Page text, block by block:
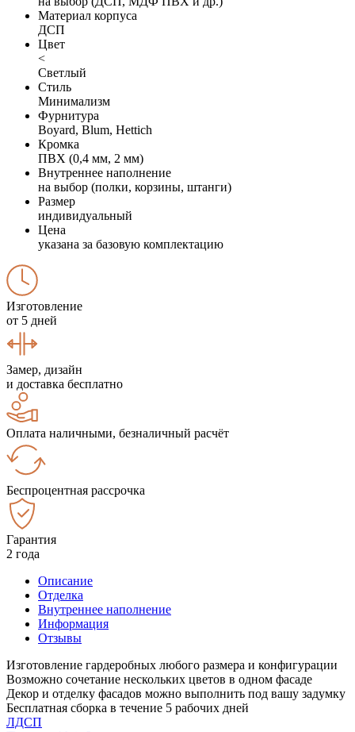
Материал корпуса
ДСП
Цвет
<
Светлый
Стиль
Минимализм
Фурнитура
Boyard, Blum, Hettich
Кромка
ПВХ (0,4 мм, 2 мм)
Внутреннее наполнение
на выбор (полки, корзины, штанги)
Размер
индивидуальный
Цена
указана за базовую комплектацию
Изготовление
от 5 дней
Замер, дизайн
и доставка бесплатно
Оплата наличными, безналичный расчёт
Беспроцентная рассрочка
Гарантия
2 года
Описание
Отделка
Внутреннее наполнение
Информация
Отзывы
Изготовление гардеробных любого размера и конфигурации
Возможно сочетание нескольких цветов в одном фасаде
Декор и отделку фасадов можно выполнить под вашу задумку
Бесплатная сборка в течение 5 рабочих дней
ЛДСП